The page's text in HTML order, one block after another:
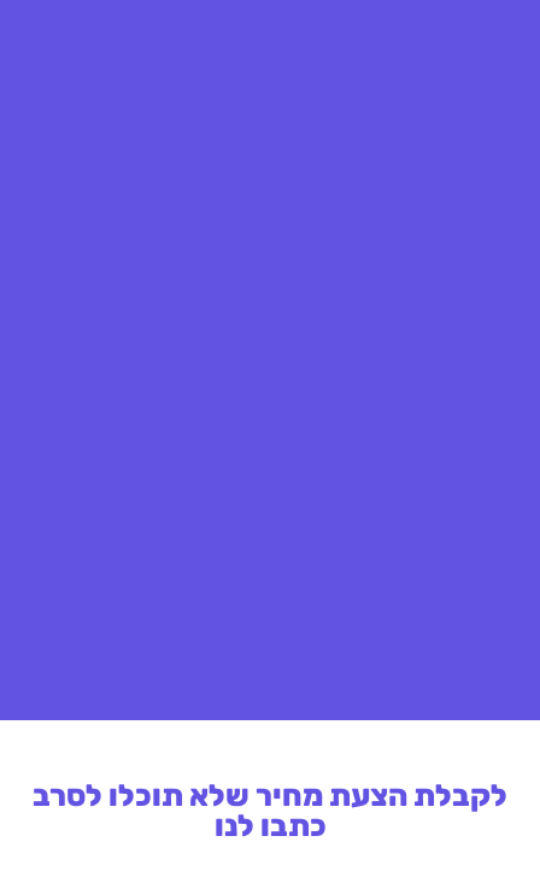
לקבלת הצעת מחיר שלא תוכלו לסרב
כתבו לנו